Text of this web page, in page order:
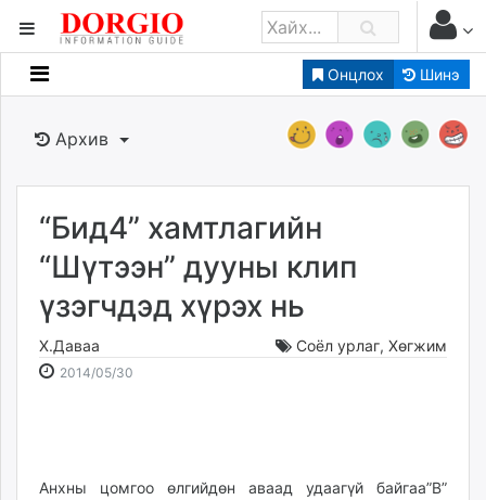
Онцлох Шинэ
Мэдээллийн
Банк санхүү
Бизнес ААН
Төрийн
Нийслэлийн
dorgio.mn
Gogo.mn
caak.mn
Архив
“Бид4” хамтлагийн
“Шүтээн” дууны клип
үзэгчдэд хүрэх нь
Х.Даваа Соёл урлаг, Хөгжим
2014/05/30
Анхны цомгоо өлгийдөн аваад удаагүй байгаа”В”